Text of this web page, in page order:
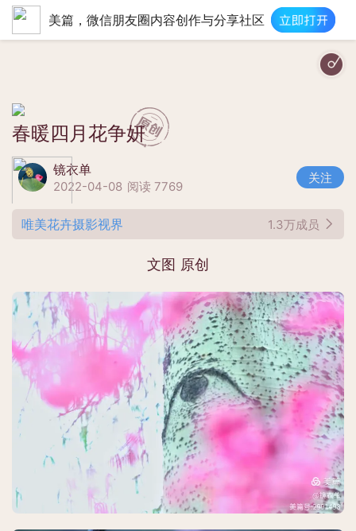
美篇，微信朋友圈内容创作与分享社区
春暖四月花争妍
镜衣单
2022-04-08 阅读 7769
关注
唯美花卉摄影视界 1.3万成员
文图 原创